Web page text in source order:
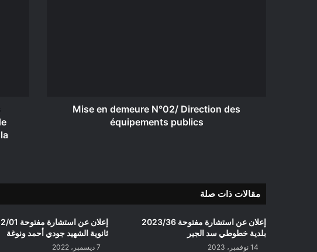
Mise en demeure N°02/ Direction des
équipements publics
la
wilaya
de
مقالات ذات صلة
إعلان عن استشارة مفتوحة 2023/36
بلدية خطوطي سد الجير
14 نوفمبر، 2023
إعلان عن
ثانوية الشهيد جودي أحمد ونوغة
7 ديسمبر، 2022